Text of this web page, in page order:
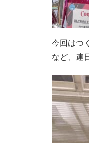
今回はつ
など、連